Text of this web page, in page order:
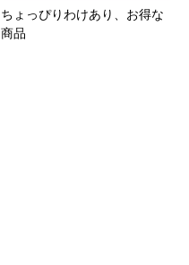
ちょっぴりわけあり、お得な
商品